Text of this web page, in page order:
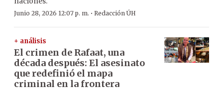
Junio 28, 2026 12:07 p. m. · Redacción ÚH
+ análisis
El crimen de Rafaat, una
década después: El asesinato
que redefinió el mapa
criminal en la frontera